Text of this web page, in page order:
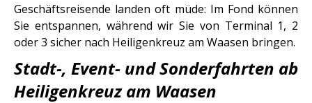
Geschäftsreisende landen oft müde: Im Fond können
Sie entspannen, während wir Sie von Terminal 1, 2
oder 3 sicher nach Heiligenkreuz am Waasen bringen.
Stadt-, Event- und Sonderfahrten ab
Heiligenkreuz am Waasen